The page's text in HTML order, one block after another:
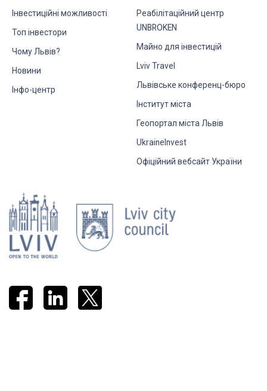
Інвестиційні можливості
Топ інвестори
Чому Львів?
Новини
Інфо-центр
Реабілітаційний центр
UNBROKEN
Майно для інвестицій
Lviv Travel
Львівське конференц-бюро
Інститут міста
Геопортал міста Львів
UkraineInvest
Офіційний вебсайт України